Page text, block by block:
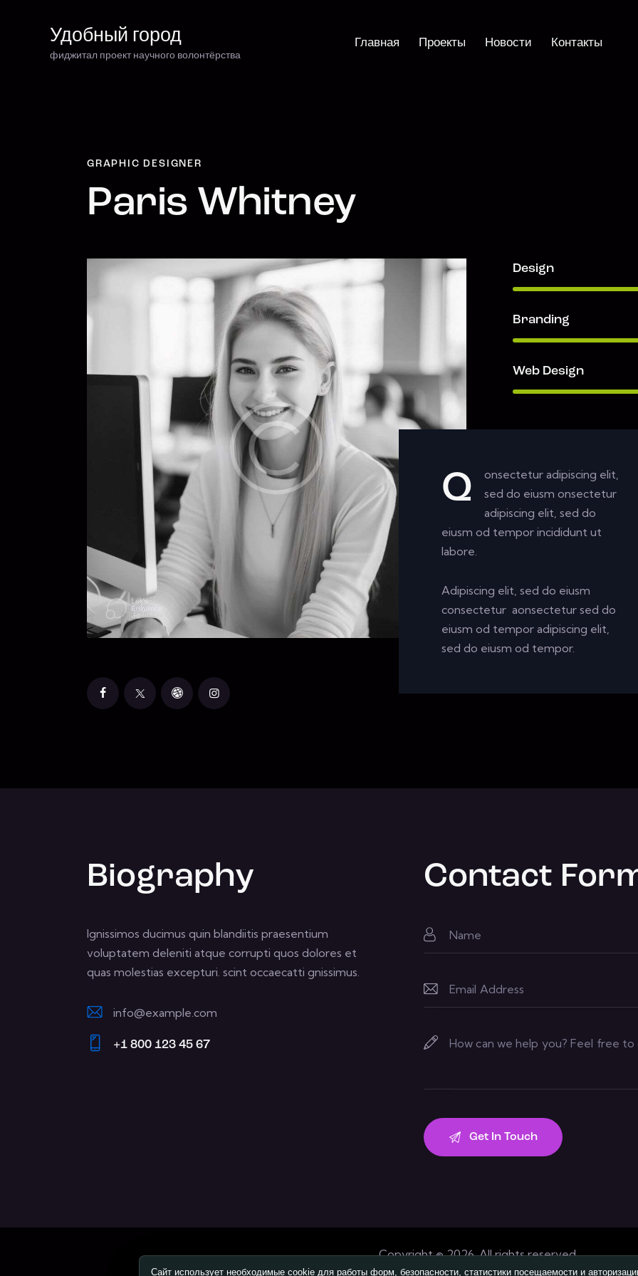
Удобный город
фиджитал проект научного волонтёрства
Главная Проекты Новости Контакты
GRAPHIC DESIGNER
Paris Whitney
Design
Branding
Web Design
Q
onsectetur adipiscing elit,
sed do eiusm onsectetur
adipiscing elit, sed do
eiusm od tempor incididunt ut
labore.
Adipiscing elit, sed do eiusm
consectetur aonsectetur sed do
eiusm od tempor adipiscing elit,
sed do eiusm od tempor.
Biography
Ignissimos ducimus quin blandiitis praesentium
voluptatem deleniti atque corrupti quos dolores et
quas molestias excepturi. scint occaecatti gnissimus.
E-
m
info@example.com
+1 800 123 45 67
Contact
Copyright © 2026. All rights reserved.
Сайт использует необходимые cookie для работы форм, безопасности, статистики посещаемости и